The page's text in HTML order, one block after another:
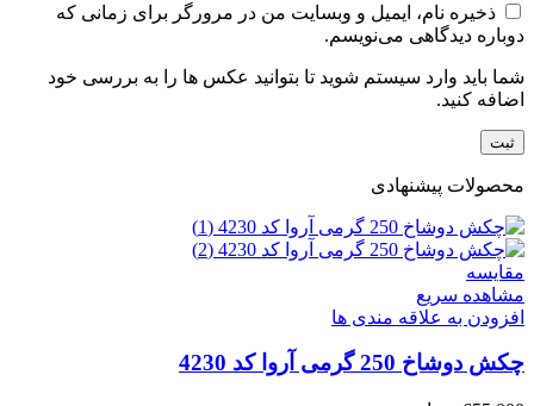
ذخیره نام، ایمیل و وبسایت من در مرورگر برای زمانی که
دوباره دیدگاهی می‌نویسم.
شما باید وارد سیستم شوید تا بتوانید عکس ها را به بررسی خود
اضافه کنید.
محصولات پیشنهادی
مقایسه
مشاهده سریع
افزودن به علاقه مندی ها
چکش دوشاخ 250 گرمی آروا کد 4230